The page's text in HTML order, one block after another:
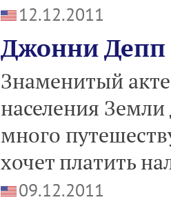
12.12.2011
Джонни Депп
Знаменитый
населения
много
хочет платить
09.12.2011